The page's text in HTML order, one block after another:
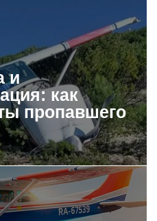
и
как
пропавшего